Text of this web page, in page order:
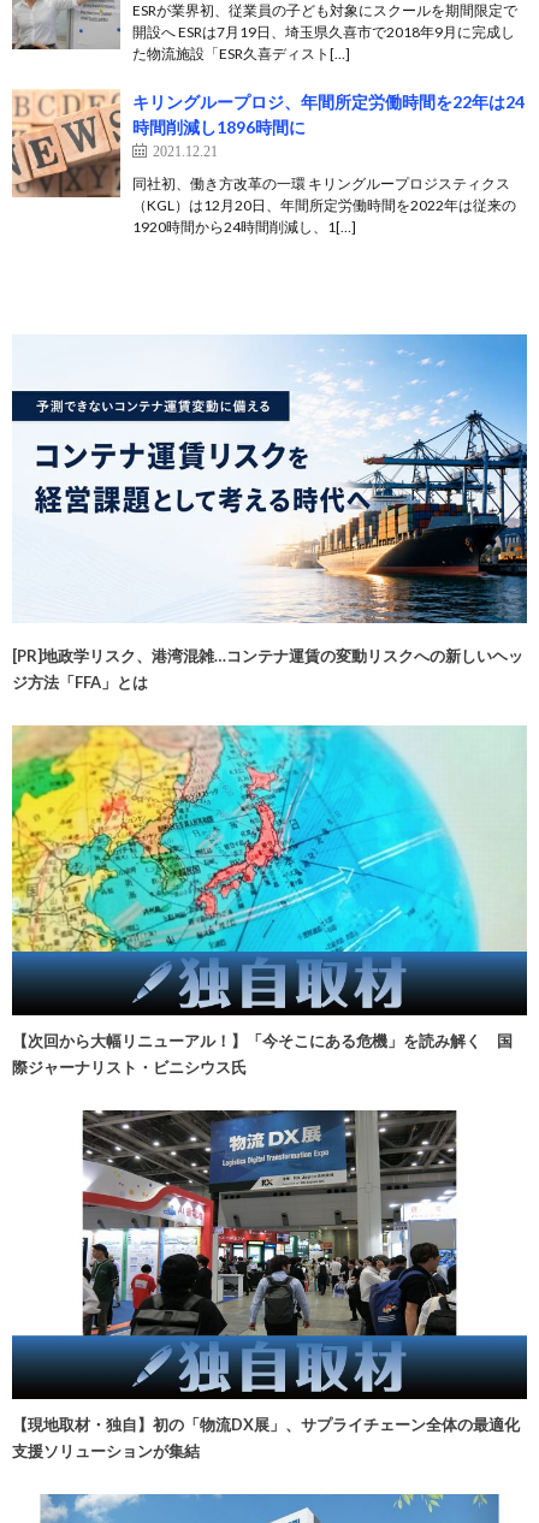
ESRが業界初、従業員の子ども対象にスクールを期間限定で
開設へ ESRは7月19日、埼玉県久喜市で2018年9月に完成し
た物流施設「ESR久喜ディスト[…]
キリングループロジ、年間所定労働時間を22年は24
時間削減し1896時間に
2021.12.21
同社初、働き方改革の一環 キリングループロジスティクス
（KGL）は12月20日、年間所定労働時間を2022年は従来の
1920時間から24時間削減し、1[…]
[PR]地政学リスク、港湾混雑…コンテナ運賃の変動リスクへの新しいヘッ
ジ方法「FFA」とは
【次回から大幅リニューアル！】「今そこにある危機」を読み解く 国
際ジャーナリスト・ビニシウス氏
【現地取材・独自】初の「物流DX展」、サプライチェーン全体の最適化
支援ソリューションが集結